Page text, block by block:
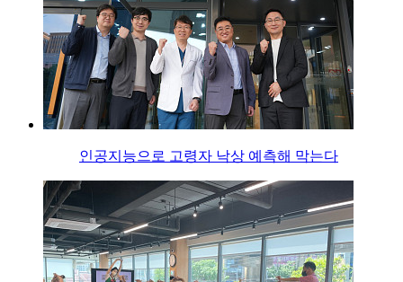
인공지능으로 고령자 낙상 예측해 막는다